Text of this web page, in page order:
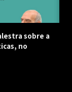
sobre a
no